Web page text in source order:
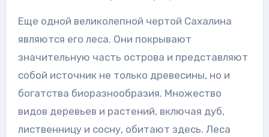
Еще одной великолепной чертой Сахалина
являются его леса. Они покрывают
значительную часть острова и представляют
собой источник не только древесины, но и
богатства биоразнообразия. Множество
видов деревьев и растений, включая дуб,
лиственницу и сосну, обитают здесь. Леса